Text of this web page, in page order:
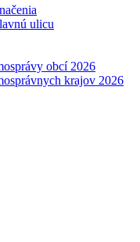
ulicu
obcí 2026
krajov 2026